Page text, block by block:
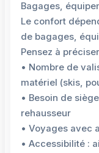
Bagages,
Le confort
de bagages,
Pensez à
• Nombre de
matériel (skis,
• Besoin de
rehausseur
• Voyages avec
• Accessibilité :